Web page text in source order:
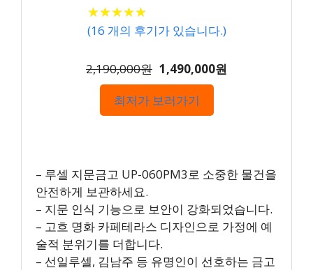
★★★★★
★★★★★
(16 개의 후기가 있습니다.)
2,190,000원 1,490,000원
최저가 보러가기
– 루셀 지문금고 UP-060PM3로 소중한 물건을
안전하게 보관하세요.
– 지문 인식 기능으로 보안이 강화되었습니다.
– 고흐 명화 카페테라스 디자인으로 가정에 예
술적 분위기를 더합니다.
– 선일루셀, 김남주 등 유명인이 선호하는 금고